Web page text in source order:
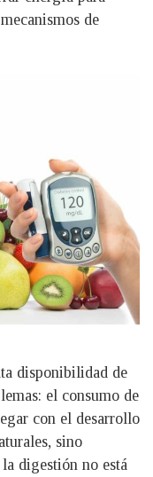
de
disponibilidad de
el consumo de
con el desarrollo
sino
digestión no está